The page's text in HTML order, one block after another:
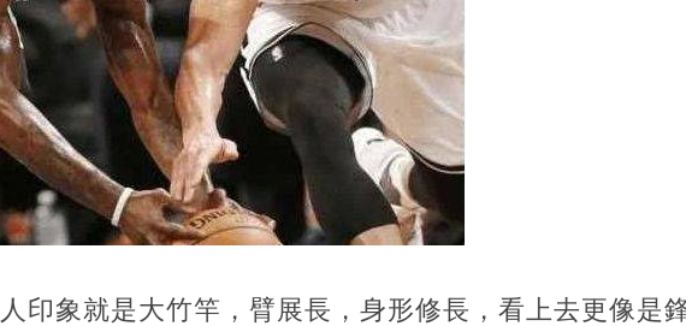
印象就是大竹竿，臂展長，身形修長，看上去更像是